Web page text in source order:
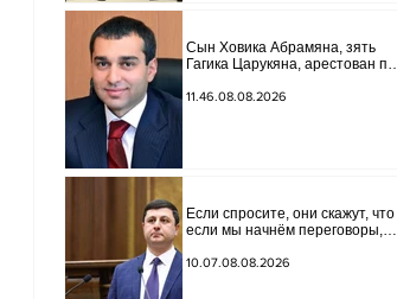
Сын Ховика Абрамяна, зять
Гагика Царукяна, арестован по
убийства.
11.46.08.08.2026
Если спросите, они скажут, что
если мы начнём переговоры,
начнётся война и прочая чушь.
10.07.08.08.2026